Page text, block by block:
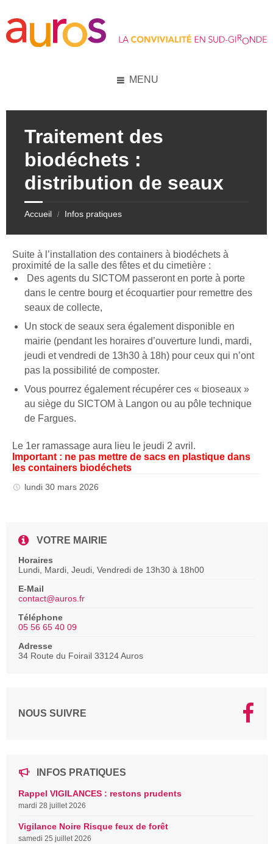
content
left
sidebar
footer
MENU
Traitement des
biodéchets :
distribution de seaux
Accueil / Infos pratiques
Suite à l’installation des containers à biodéchets à
proximité de la salle des fêtes et du cimetière :
Des agents du SICTOM passeront en porte à porte
dans le centre bourg et écoquartier pour remettre des
seaux de collecte,
Un stock de seaux sera également disponible en
mairie (pendant les horaires d’ouverture lundi, mardi,
jeudi et vendredi de 13h30 à 18h) pour ceux qui n’ont
pas la possibilité de composter.
Vous pourrez également récupérer ces « bioseaux »
au siège du SICTOM à Langon ou au pôle technique
de Fargues.
Le 1er ramassage aura lieu le jeudi 2 avril.
Important : ne pas mettre de sacs en plastique dans
les containers biodéchets
lundi 30 mars 2026
VOTRE MAIRIE
Horaires
Lundi, Mardi, Jeudi, Vendredi de 13h30 à 18h00
E-Mail
contact@auros.fr
Téléphone
05 56 65 40 09
Adresse
34 Route du Foirail 33124 Auros
NOUS SUIVRE
INFOS PRATIQUES
Rappel VIGILANCES : restons prudents
mardi 28 juillet 2026
Vigilance Noire Risque feux de forêt
samedi 25 juillet 2026